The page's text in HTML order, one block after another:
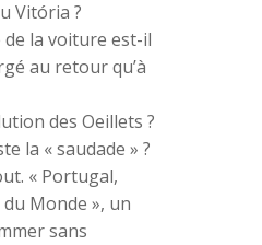
Vitória ?
la voiture est-il
au retour qu’à
des Oeillets ?
la « saudade » ?
« Portugal,
Monde », un
sans